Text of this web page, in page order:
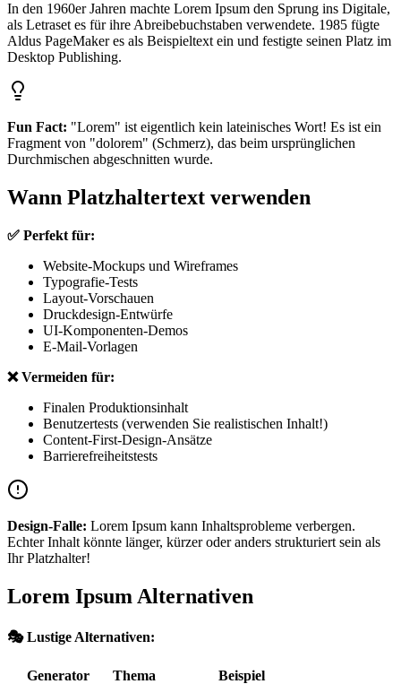
In den 1960er Jahren machte Lorem Ipsum den Sprung ins Digitale,
als Letraset es für ihre Abreibebuchstaben verwendete. 1985 fügte
Aldus PageMaker es als Beispieltext ein und festigte seinen Platz im
Desktop Publishing.
Fun Fact: "Lorem" ist eigentlich kein lateinisches Wort! Es ist ein
Fragment von "dolorem" (Schmerz), das beim ursprünglichen
Durchmischen abgeschnitten wurde.
Wann Platzhaltertext verwenden
✅ Perfekt für:
Website-Mockups und Wireframes
Typografie-Tests
Layout-Vorschauen
Druckdesign-Entwürfe
UI-Komponenten-Demos
E-Mail-Vorlagen
❌ Vermeiden für:
Finalen Produktionsinhalt
Benutzertests (verwenden Sie realistischen Inhalt!)
Content-First-Design-Ansätze
Barrierefreiheitstests
Design-Falle: Lorem Ipsum kann Inhaltsprobleme verbergen.
Echter Inhalt könnte länger, kürzer oder anders strukturiert sein als
Ihr Platzhalter!
Lorem Ipsum Alternativen
🎭 Lustige Alternativen:
Generator Thema
Beispiel